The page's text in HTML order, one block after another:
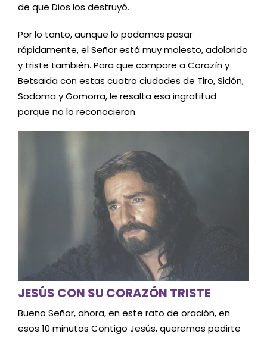
de que Dios los destruyó.
Por lo tanto, aunque lo podamos pasar
rápidamente, el Señor está muy molesto, adolorido
y triste también. Para que compare a Corazín y
Betsaida con estas cuatro ciudades de Tiro, Sidón,
Sodoma y Gomorra, le resalta esa ingratitud
porque no lo reconocieron.
JESÚS CON SU CORAZÓN TRISTE
Bueno Señor, ahora, en este rato de oración, en
esos 10 minutos Contigo Jesús, queremos pedirte